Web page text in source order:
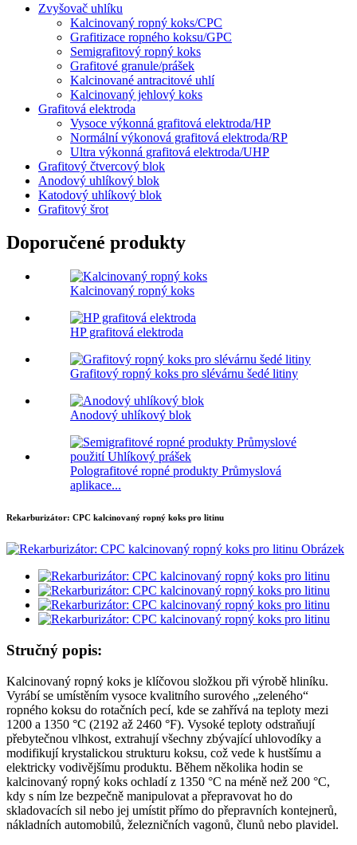
Zvyšovač uhlíku
Kalcinovaný ropný koks/CPC
Grafitizace ropného koksu/GPC
Semigrafitový ropný koks
Grafitové granule/prášek
Kalcinované antracitové uhlí
Kalcinovaný jehlový koks
Grafitová elektroda
Vysoce výkonná grafitová elektroda/HP
Normální výkonová grafitová elektroda/RP
Ultra výkonná grafitová elektroda/UHP
Grafitový čtvercový blok
Anodový uhlíkový blok
Katodový uhlíkový blok
Grafitový šrot
Doporučené produkty
Kalcinovaný ropný koks
HP grafitová elektroda
Grafitový ropný koks pro slévárnu šedé litiny
Anodový uhlíkový blok
Polografitové ropné produkty Průmyslová
aplikace...
Rekarburizátor: CPC kalcinovaný ropný koks pro litinu
Stručný popis:
Kalcinovaný ropný koks je klíčovou složkou při výrobě hliníku.
Vyrábí se umístěním vysoce kvalitního surového „zeleného“
ropného koksu do rotačních pecí, kde se zahřívá na teploty mezi
1200 a 1350 °C (2192 až 2460 °F). Vysoké teploty odstraňují
přebytečnou vlhkost, extrahují všechny zbývající uhlovodíky a
modifikují krystalickou strukturu koksu, což vede k hustšímu a
elektricky vodivějšímu produktu. Během několika hodin se
kalcinovaný ropný koks ochladí z 1350 °C na méně než 200 °C,
kdy s ním lze bezpečně manipulovat a přepravovat ho do
skladovacích sil nebo jej umístit přímo do přepravních kontejnerů,
nákladních automobilů, železničních vagonů, člunů nebo plavidel.